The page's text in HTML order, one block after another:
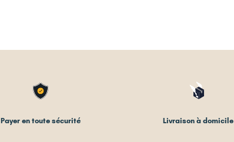
Payer en toute sécurité Livraison à domicile